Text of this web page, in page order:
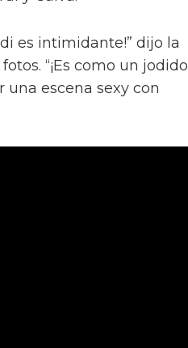
es intimidante!” dijo la
“¡Es como un jodido
una escena sexy con